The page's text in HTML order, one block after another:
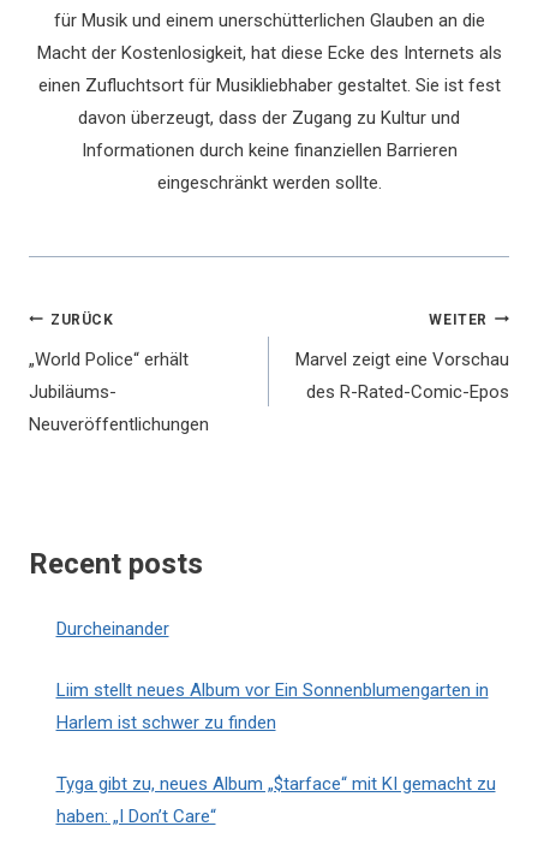
für Musik und einem unerschütterlichen Glauben an die
Macht der Kostenlosigkeit, hat diese Ecke des Internets als
einen Zufluchtsort für Musikliebhaber gestaltet. Sie ist fest
davon überzeugt, dass der Zugang zu Kultur und
Informationen durch keine finanziellen Barrieren
eingeschränkt werden sollte.
Beitragsnavigation
ZURÜCK
„World Police“ erhält
Jubiläums-
Neuveröffentlichungen
WEITER
Marvel zeigt eine Vorschau
des R-Rated-Comic-Epos
Recent posts
Durcheinander
Liim stellt neues Album vor Ein Sonnenblumengarten in
Harlem ist schwer zu finden
Tyga gibt zu, neues Album „$tarface“ mit KI gemacht zu
haben: „I Don’t Care“